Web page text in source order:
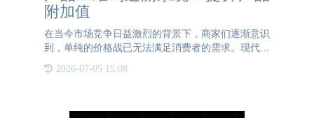
附加值
在当今市场竞争日益激烈的背景下，商家们逐渐意识
到，单纯的价格战已无法满足消费者的需求。现代消
费者更加注重产品的品质和附加值，消费者们愿意为
高品质、有特色的产品支付更高的价格。因此，商家
2026-07-05 15:08